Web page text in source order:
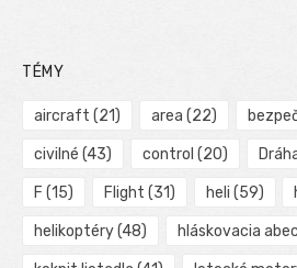
TÉMY
aircraft (21) area (22)
civilné (43) control (20)
F (15) Flight (31) heli (59)
helikoptéry(48) hláskovacia